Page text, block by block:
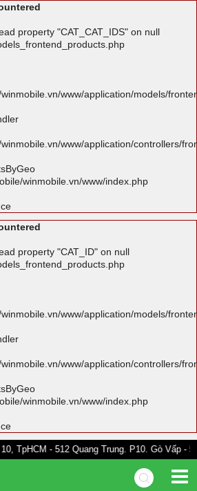
property "CAT_CAT_IDS" on null
www/application/models/
www/application/controllers/
winmobile.vn/www/index.php
property "CAT_ID" on null
www/application/models/
www/application/controllers/
winmobile.vn/www/index.php
512 Quang Trung. P10. Gò Vấp - 528A